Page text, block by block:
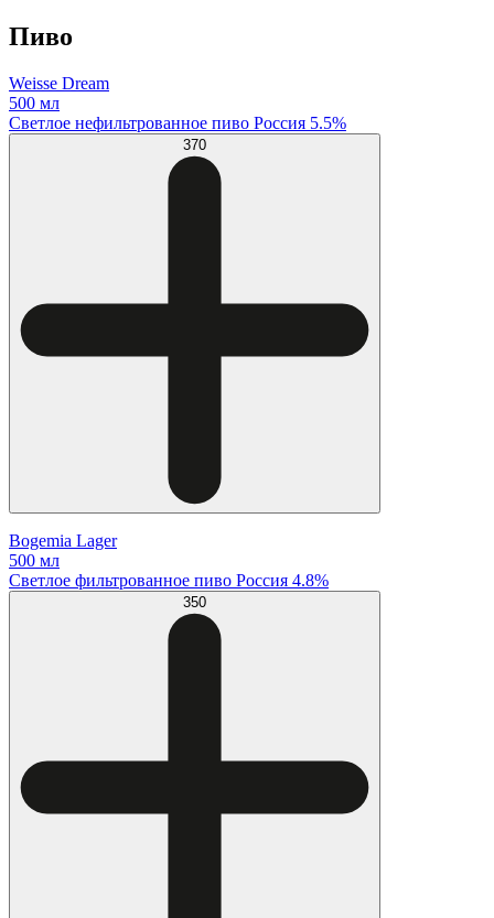
Пиво
Weisse Dream
500 мл
Светлое нефильтрованное пиво Россия 5.5%
370
Bogemia Lager
500 мл
Светлое фильтрованное пиво Россия 4.8%
350